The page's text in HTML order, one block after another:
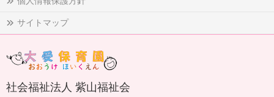
サイトマップ
社会福祉法人 紫山福祉会